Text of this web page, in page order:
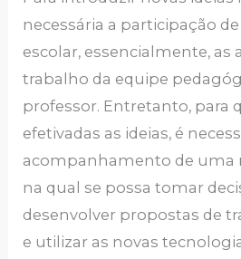
necessária a participação
escolar, essencialmente, as
trabalho da equipe
professor. Entretanto, para
efetivadas as ideias, é
acompanhamento de uma
na qual se possa tomar
desenvolver propostas de
e utilizar as novas